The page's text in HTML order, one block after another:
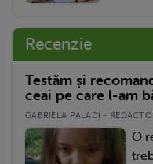
Recenzie
Testăm și
ceai pe care l-am
GABRIELA PALADI -
O